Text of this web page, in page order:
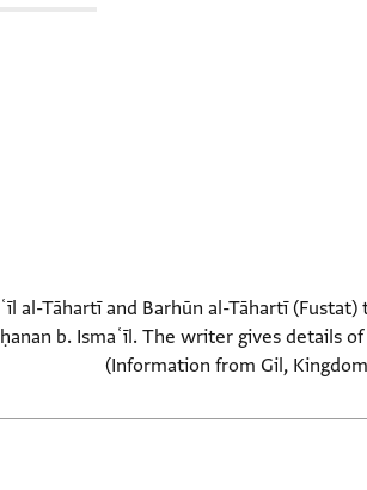
al-Tāhartī and Barhūn al-Tāhartī (Fustat)
b. Ismaʿīl. The writer gives details
(Information from Gil,